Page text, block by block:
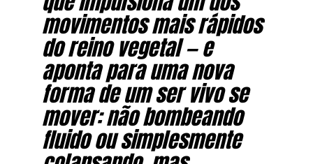
movimentos mais rápidos
do reino vegetal — e
aponta para uma nova
forma de um ser vivo se
mover: não bombeando
fluido ou simplesmente